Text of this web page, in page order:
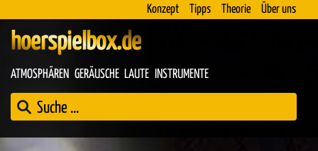
Konzept Tipps Theorie Über uns
hoerspielbox.de
ATMOSPHÄREN GERÄUSCHE LAUTE INSTRUMENTE